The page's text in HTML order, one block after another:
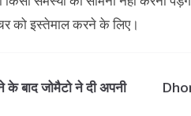
को इस्तेमाल करने के लिए।
के बाद जोमैटो ने दी अपनी